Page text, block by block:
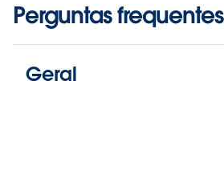
Perguntas frequentes
Geral